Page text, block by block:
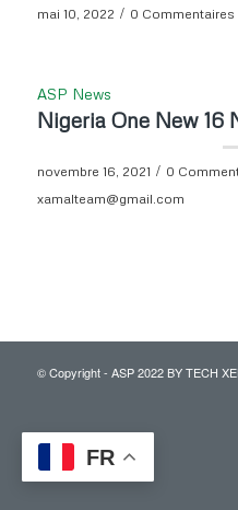
mai 10, 2022 / 0 Commentaires
ASP News
Nigeria One New 16
novembre 16, 2021 / 0
xamalteam@gmail.com
© Copyright - ASP 2022 BY TECH XEL
FR